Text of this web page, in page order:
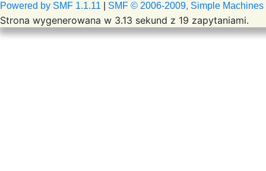
Powered by SMF 1.1.11 SMF © 2006-2009, Simple Machines
Strona wygenerowana w 3.13 sekund z 19 zapytaniami.